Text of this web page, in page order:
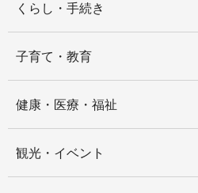
くらし・手続き
子育て・教育
健康・医療・福祉
観光・イベント